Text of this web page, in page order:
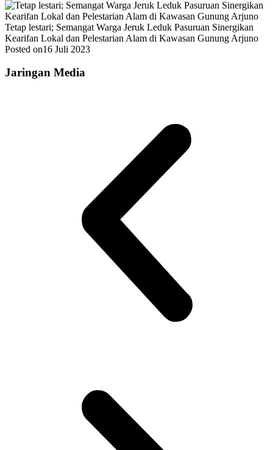
Tetap lestari; Semangat Warga Jeruk Leduk Pasuruan Sinergikan
Kearifan Lokal dan Pelestarian Alam di Kawasan Gunung Arjuno
Posted on16 Juli 2023
Jaringan Media